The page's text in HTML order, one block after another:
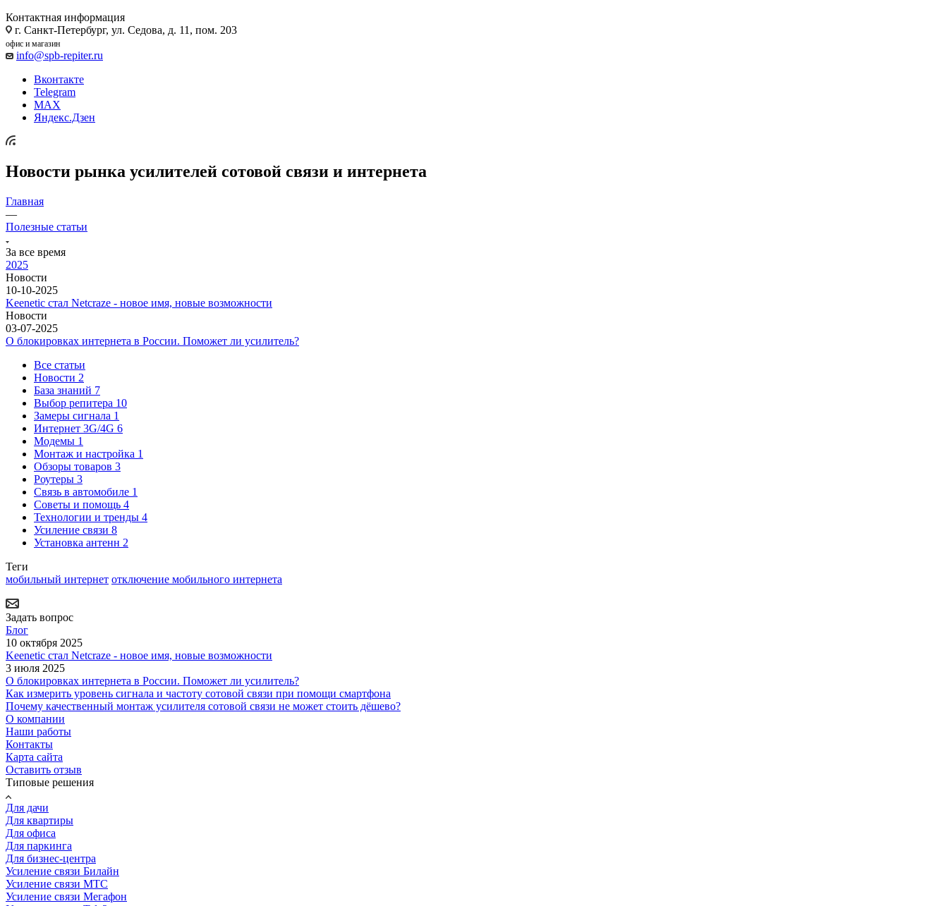
Контактная информация
г. Санкт-Петербург, ул. Седова, д. 11, пом. 203
офис и магазин
info@spb-repiter.ru
Вконтакте
Telegram
MAX
Яндекс.Дзен
Новости рынка усилителей сотовой связи и интернета
Главная
—
Полезные статьи
За все время
2025
Новости
10-10-2025
Keenetic стал Netcraze - новое имя, новые возможности
Новости
03-07-2025
О блокировках интернета в России. Поможет ли усилитель?
Все статьи
Новости 2
База знаний 7
Выбор репитера 10
Замеры сигнала 1
Интернет 3G/4G 6
Модемы 1
Монтаж и настройка 1
Обзоры товаров 3
Роутеры 3
Связь в автомобиле 1
Советы и помощь 4
Технологии и тренды 4
Усиление связи 8
Установка антенн 2
Теги
мобильный интернет отключение мобильного интернета
Задать вопрос
Блог
10 октября 2025
Keenetic стал Netcraze - новое имя, новые возможности
3 июля 2025
О блокировках интернета в России. Поможет ли усилитель?
Как измерить уровень сигнала и частоту сотовой связи при помощи смартфона
Почему качественный монтаж усилителя сотовой связи не может стоить дёшево?
О компании
Наши работы
Контакты
Карта сайта
Оставить отзыв
Типовые решения
Для дачи
Для квартиры
Для офиса
Для паркинга
Для бизнес-центра
Усиление связи Билайн
Усиление связи МТС
Усиление связи Мегафон